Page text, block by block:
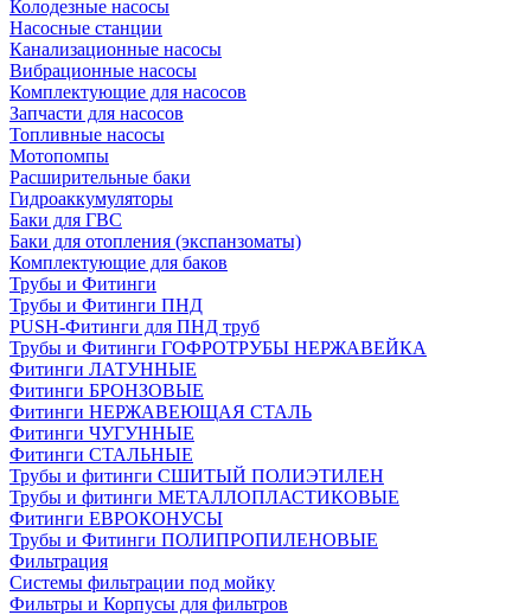
Колодезные насосы
Насосные станции
Канализационные насосы
Вибрационные насосы
Комплектующие для насосов
Запчасти для насосов
Топливные насосы
Мотопомпы
Расширительные баки
Гидроаккумуляторы
Баки для ГВС
Баки для отопления (экспанзоматы)
Комплектующие для баков
Трубы и Фитинги
Трубы и Фитинги ПНД
PUSH-Фитинги для ПНД труб
Трубы и Фитинги ГОФРОТРУБЫ НЕРЖАВЕЙКА
Фитинги ЛАТУННЫЕ
Фитинги БРОНЗОВЫЕ
Фитинги НЕРЖАВЕЮЩАЯ СТАЛЬ
Фитинги ЧУГУННЫЕ
Фитинги СТАЛЬНЫЕ
Трубы и фитинги СШИТЫЙ ПОЛИЭТИЛЕН
Трубы и фитинги МЕТАЛЛОПЛАСТИКОВЫЕ
Фитинги ЕВРОКОНУСЫ
Трубы и Фитинги ПОЛИПРОПИЛЕНОВЫЕ
Фильтрация
Системы фильтрации под мойку
Фильтры и Корпусы для фильтров